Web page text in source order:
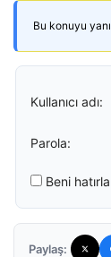
Bu konuyu
Kullanıcı adı:
Parola:
Beni hatırla
Paylaş: